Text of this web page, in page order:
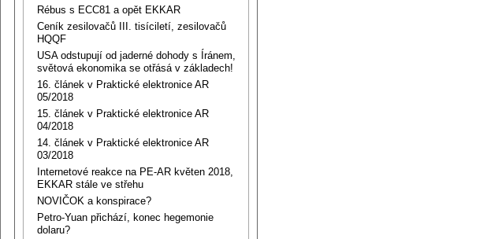
Rébus s ECC81 a opět EKKAR
Ceník zesilovačů III. tisíciletí, zesilovačů
HQQF
USA odstupují od jaderné dohody s Íránem,
světová ekonomika se otřásá v základech!
16. článek v Praktické elektronice AR
05/2018
15. článek v Praktické elektronice AR
04/2018
14. článek v Praktické elektronice AR
03/2018
Internetové reakce na PE-AR květen 2018,
EKKAR stále ve střehu
NOVIČOK a konspirace?
Petro-Yuan přichází, konec hegemonie
dolaru?